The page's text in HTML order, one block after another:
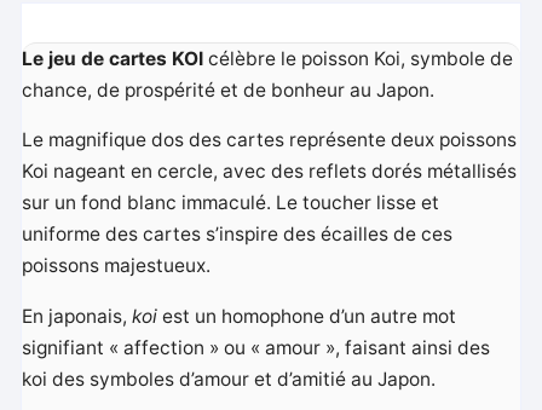
Le jeu de cartes KOI célèbre le poisson Koi, symbole de
chance, de prospérité et de bonheur au Japon.
Le magnifique dos des cartes représente deux poissons
Koi nageant en cercle, avec des reflets dorés métallisés
sur un fond blanc immaculé. Le toucher lisse et
uniforme des cartes s’inspire des écailles de ces
poissons majestueux.
En japonais,koi est un homophone d’un autre mot
signifiant « affection » ou « amour », faisant ainsi des
koi des symboles d’amour et d’amitié au Japon.